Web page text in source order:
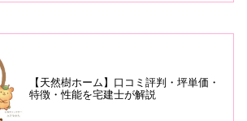
【天然樹ホーム】口コミ評判・坪単価・
特徴・性能を宅建士が解説